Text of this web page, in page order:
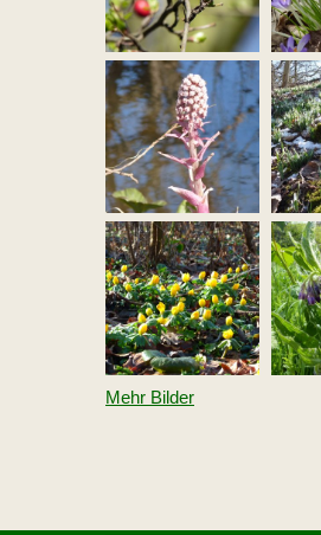
Mehr Bilder